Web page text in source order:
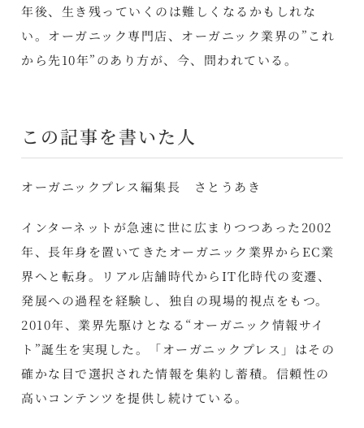
年後、生き残っていくのは難しくなるかもしれな
い。オーガニック専門店、オーガニック業界の”これ
から先10年”のあり方が、今、問われている。
この記事を書いた人
オーガニックプレス編集長 さとうあき
インターネットが急速に世に広まりつつあった2002
年、長年身を置いてきたオーガニック業界からEC業
界へと転身。リアル店舗時代からIT化時代の変遷、
発展への過程を経験し、独自の現場的視点をもつ。
2010年、業界先駆けとなる“オーガニック情報サイ
ト”誕生を実現した。「オーガニックプレス」はその
確かな目で選択された情報を集約し蓄積。信頼性の
高いコンテンツを提供し続けている。